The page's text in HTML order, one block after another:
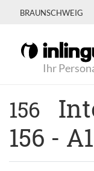
BRAUNSCHWEIG
Ihr
156
156 -